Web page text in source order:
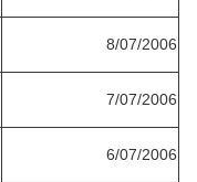
8/07/2006
7/07/2006
6/07/2006